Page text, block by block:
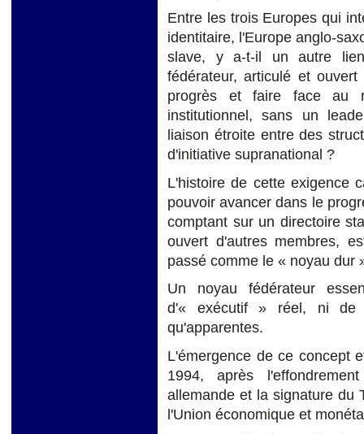
Entre les trois Europes qui
identitaire, l'Europe anglo-
slave, y a-t-il un autre
fédérateur, articulé et
progrès et faire face au
institutionnel, sans un
liaison étroite entre des
d'initiative supranational ?
L'histoire de cette exigence
pouvoir avancer dans le
comptant sur un directoire
ouvert d'autres membres,
passé comme le « noyau dur
Un noyau fédérateur
d'« exécutif » réel, ni de
qu'apparentes.
L'émergence de ce concept
1994, après
allemande et la signature du
l'Union économique et